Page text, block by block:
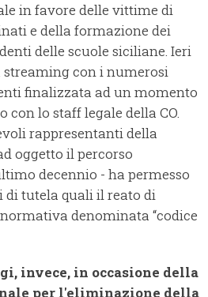
in favore delle vittime di
e della formazione dei
delle scuole siciliane. Ieri
con i numerosi
finalizzata ad un momento
lo staff legale della CO.
rappresentanti della
oggetto il percorso
decennio - ha permesso
di tutela quali il reato di
denominata “codice
invece, in occasione della
per l'eliminazione della